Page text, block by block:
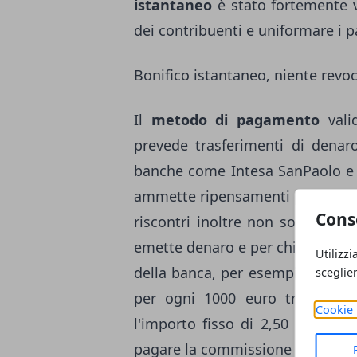
Cookie
istantaneo è stato fortemente
dei contribuenti e uniformare i
Bonifico istantaneo, niente
Il metodo di pagamento
prevede trasferimenti di
banche come Intesa SanPaolo
ammette ripensamenti perché
riscontri inoltre non sono
emette denaro e per chi lo
della banca, per esempio
per ogni 1000 euro trasferiti,
l'importo fisso di 2,50 euro per
pagare la commissione di 2,50